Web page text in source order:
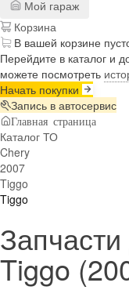
Мой гараж
Корзина
В вашей корзине
Перейдите в каталог и
можете посмотреть
Начать покупки
Запись в автосервис
Главная страница
Каталог ТО
Chery
2007
Tiggo
Tiggo
Tiggo